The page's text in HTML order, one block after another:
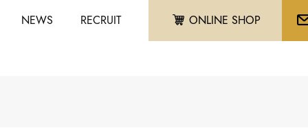
NEWS RECRUIT ONLINE SHOP